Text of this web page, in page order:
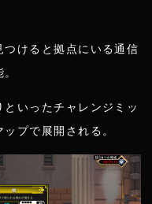
つけると拠点にいる通信
いったチャレンジミッ
プで展開される。